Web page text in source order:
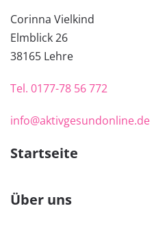
Corinna Vielkind
Elmblick 26
38165 Lehre
Tel. 0177-78 56 772
info@aktivgesundonline.de
Startseite
Über uns